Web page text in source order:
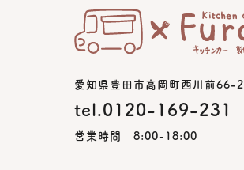
愛知県豊田市高岡町西川前66-2
tel.0120-169-231
営業時間 8:00-18:00